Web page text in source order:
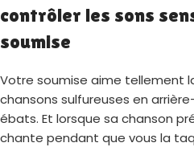
contrôler les sons
soumise
Votre soumise aime tellement
chansons sulfureuses en
ébats. Et lorsque sa chanson
chante pendant que vous la